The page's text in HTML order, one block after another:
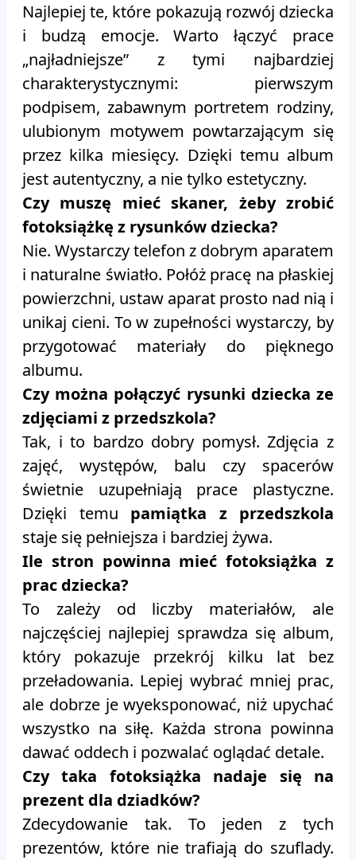
Najlepiej te, które pokazują rozwój dziecka
i budzą emocje. Warto łączyć prace
„najładniejsze” z tymi najbardziej
charakterystycznymi: pierwszym
podpisem, zabawnym portretem rodziny,
ulubionym motywem powtarzającym się
przez kilka miesięcy. Dzięki temu album
jest autentyczny, a nie tylko estetyczny.
Czy muszę mieć skaner, żeby zrobić
fotoksiążkę z rysunków dziecka?
Nie. Wystarczy telefon z dobrym aparatem
i naturalne światło. Połóż pracę na płaskiej
powierzchni, ustaw aparat prosto nad nią i
unikaj cieni. To w zupełności wystarczy, by
przygotować materiały do pięknego
albumu.
Czy można połączyć rysunki dziecka ze
zdjęciami z przedszkola?
Tak, i to bardzo dobry pomysł. Zdjęcia z
zajęć, występów, balu czy spacerów
świetnie uzupełniają prace plastyczne.
Dzięki temu pamiątka z przedszkola
staje się pełniejsza i bardziej żywa.
Ile stron powinna mieć fotoksiążka z
prac dziecka?
To zależy od liczby materiałów, ale
najczęściej najlepiej sprawdza się album,
który pokazuje przekrój kilku lat bez
przeładowania. Lepiej wybrać mniej prac,
ale dobrze je wyeksponować, niż upychać
wszystko na siłę. Każda strona powinna
dawać oddech i pozwalać oglądać detale.
Czy taka fotoksiążka nadaje się na
prezent dla dziadków?
Zdecydowanie tak. To jeden z tych
prezentów, które nie trafiają do szuflady.